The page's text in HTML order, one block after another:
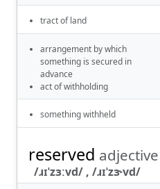
tract of land
arrangement by which
something is secured in
advance
act of withholding
something withheld
reserved adjective
/ɹɪˈzɜːvd/ , /ɹɪˈzɝvd/